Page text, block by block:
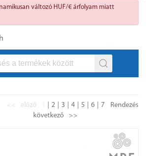
változó HUF/€ árfolyam miatt
<< előző 2 3 4 5 6
7
következő
>>
Rendezés